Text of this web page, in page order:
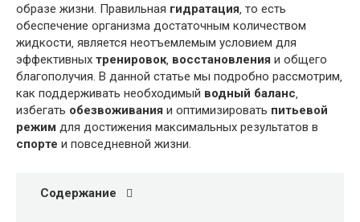
образе жизни. Правильная гидратация‚ то есть
обеспечение организма достаточным количеством
жидкости‚ является неотъемлемым условием для
эффективных тренировок‚ восстановления и общего
благополучия. В данной статье мы подробно рассмотрим‚
как поддерживать необходимый водный баланс‚
избегать обезвоживания и оптимизировать питьевой
режим для достижения максимальных результатов в
спорте и повседневной жизни.
Содержание